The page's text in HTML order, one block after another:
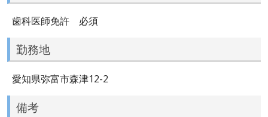
歯科医師免許 必須
勤務地
愛知県弥富市森津12-2
備考